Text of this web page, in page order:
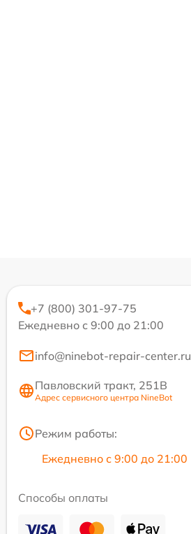
+7 (800) 301-97-75
Ежедневно с 9:00 до 21:00
info@ninebot-repair-center.ru
Павловский тракт, 251В
Адрес сервисного центра NineBot
Режим работы:
Ежедневно с 9:00 до 21:00
Способы оплаты